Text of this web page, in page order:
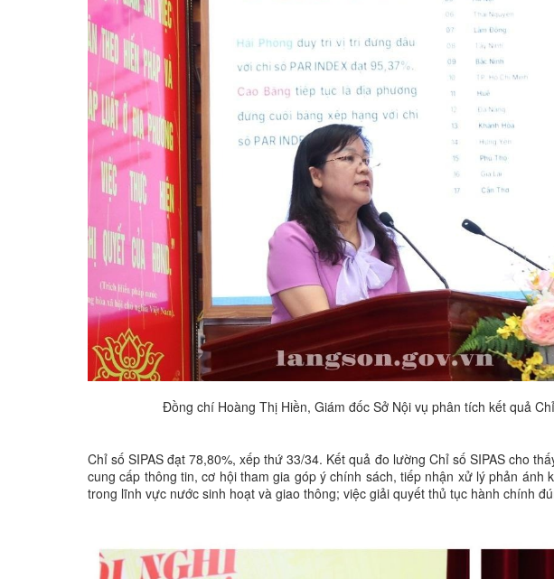
Đồng chí Hoàng Thị Hiền, Giám đốc Sở Nội vụ phân tích kết quả
Chỉ số SIPAS đạt 78,80%, xếp thứ 33/34. Kết quả đo lường Chỉ số SIPAS cho
cung cấp thông tin, cơ hội tham gia góp ý chính sách, tiếp nhận xử lý phản
trong lĩnh vực nước sinh hoạt và giao thông; việc giải quyết thủ tục hành chính